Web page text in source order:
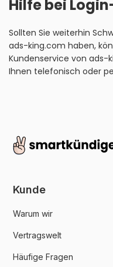
Hilfe bei
Sollten Sie weiterhin
ads-king.com haben,
Kundenservice von ads-
Ihnen telefonisch oder
Kunde
Warum wir
Vertragswelt
Häufige Fragen